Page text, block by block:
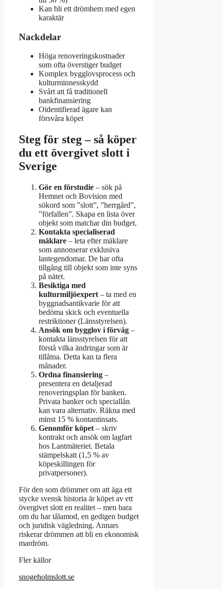
Kan bli ett drömhem med egen
karaktär
Nackdelar
Höga renoveringskostnader
som ofta överstiger budget
Komplex bygglovsprocess och
kulturminnesskydd
Svårt att få traditionell
bankfinansiering
Oidentifierad ägare kan
försvåra köpet
Steg för steg – så köper
du ett övergivet slott i
Sverige
Gör en förstudie – sök på
Hemnet och Bovision med
sökord som ”slott”, ”herrgård”,
”förfallen”. Skapa en lista över
objekt som matchar din budget.
Kontakta specialiserad
mäklare – leta efter mäklare
som annonserar exklusiva
lantegendomar. De har ofta
tillgång till objekt som inte syns
på nätet.
Besiktiga med
kulturmiljöexpert – ta med en
byggnadsantikvarie för att
bedöma skick och eventuella
restriktioner (Länsstyrelsen).
Ansök om bygglov i förväg –
kontakta länsstyrelsen för att
förstå vilka ändringar som är
tillåtna. Detta kan ta flera
månader.
Ordna finansiering –
presentera en detaljerad
renoveringsplan för banken.
Privata banker och speciallån
kan vara alternativ. Räkna med
minst 15 % kontantinsats.
Genomför köpet – skriv
kontrakt och ansök om lagfart
hos Lantmäteriet. Betala
stämpelskatt (1,5 % av
köpeskillingen för
privatpersoner).
För den som drömmer om att äga ett
stycke svensk historia är köpet av ett
övergivet slott en realitet – men bara
om du har tålamod, en gedigen budget
och juridisk vägledning. Annars
riskerar drömmen att bli en ekonomisk
mardröm.
Fler källor
snogeholmslott.se